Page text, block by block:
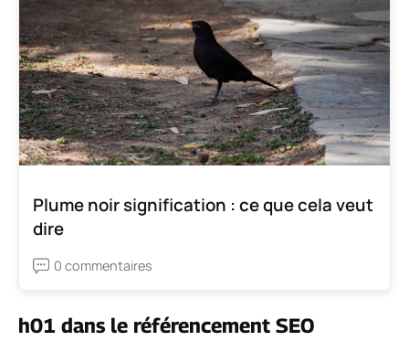
Plume noir signification : ce que cela veut
dire
0 commentaires
h01 dans le référencement SEO